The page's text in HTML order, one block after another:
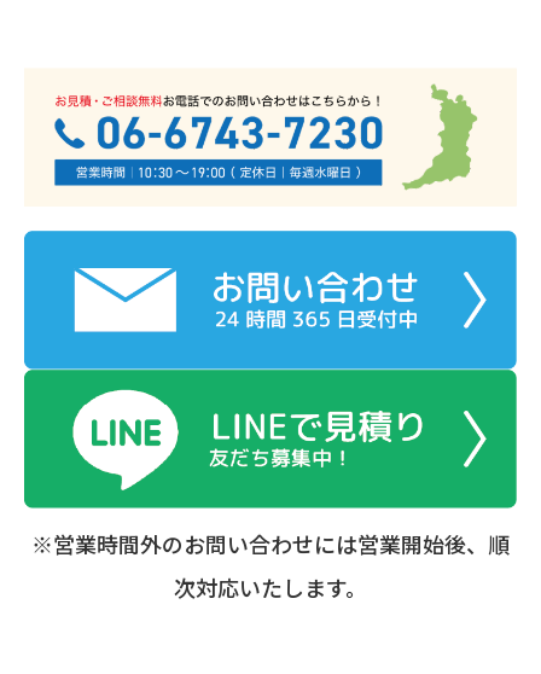
※営業時間外のお問い合わせには営業開始後、順
次対応いたします。